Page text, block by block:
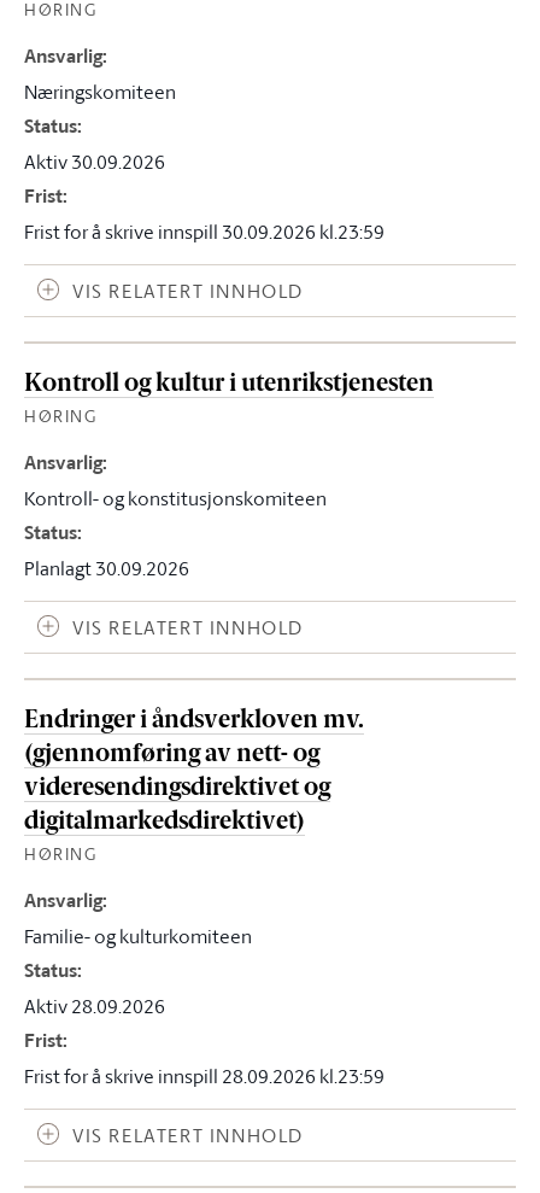
HØRING
Ansvarlig:
Næringskomiteen
Status:
Aktiv 30.09.2026
Frist:
Frist for å skrive innspill 30.09.2026 kl.23:59
VIS RELATERT INNHOLD
Kontroll og kultur i utenrikstjenesten
HØRING
Ansvarlig:
Kontroll- og konstitusjonskomiteen
Status:
Planlagt 30.09.2026
VIS RELATERT INNHOLD
Endringer i åndsverkloven mv.
(gjennomføring av nett- og
videresendingsdirektivet og
digitalmarkedsdirektivet)
HØRING
Ansvarlig:
Familie- og kulturkomiteen
Status:
Aktiv 28.09.2026
Frist:
Frist for å skrive innspill 28.09.2026 kl.23:59
VIS RELATERT INNHOLD